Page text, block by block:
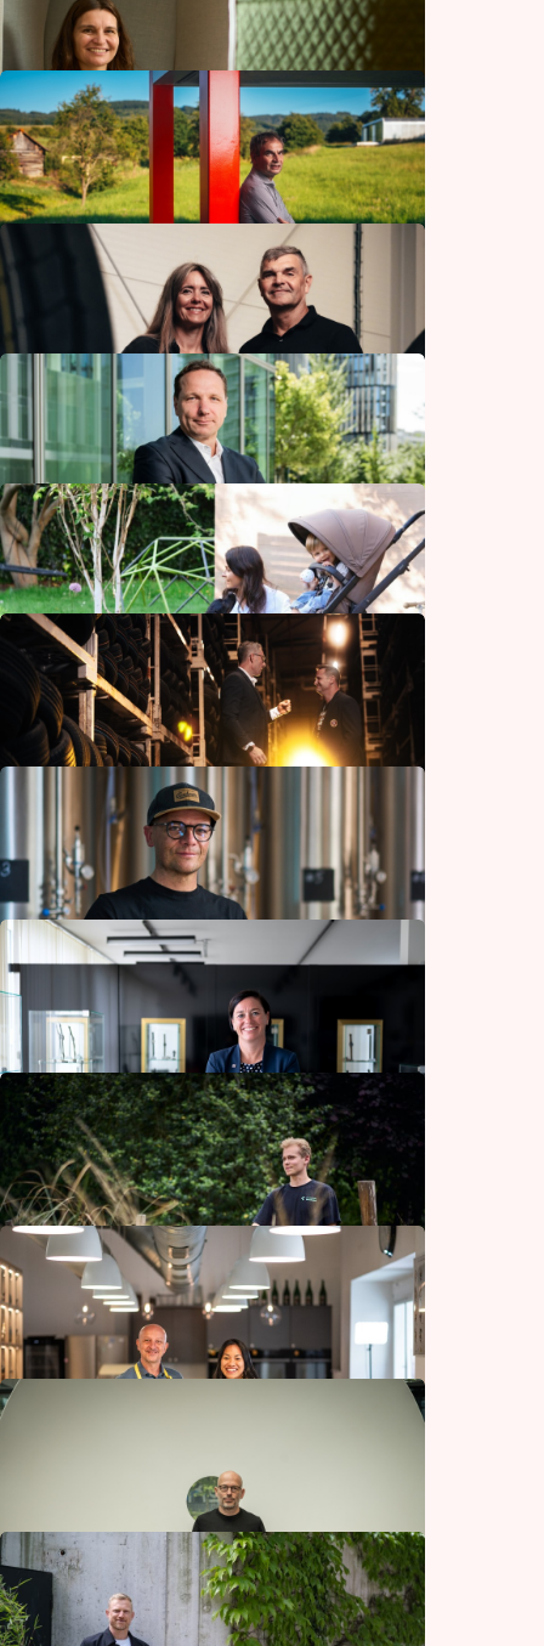
Automoto
Brali ho pacienti s rakovinou i ozáření radiací
z Černobylu. Dnes doplněk stravy vyrábí
rodinná firma
Zdraví
Učit o penězích prakticky a zábavně
Vzdělávání a práce
Co běžně trvá roky, vznikne za pár měsíců.
Modulární výstavba mění pravidla hry
Bydlení a zahrada
Hustíte gumy kvůli spotřebě na vyšší tlak
Automoto
Velký byznys se neobejde bez jistoty
Finance
Rosteme s dítětem
Rodina a děti
Prestižní Barumka začínala jako amatérský
závod kolem komína
Ve dvou se to lépe táhne. Budvar
a minipivovary ukazují, že skvělé pivo není
jen ležákGastronomie
Značka hodinek Prim už je jen jedna. Nová
limitovaná edice připomíná legendární
model pro potápěče
Podnikání
Milovník pomalého cestování, který přešel
celé Česko: Když mi zakázali běhat, začal
Potřebujeme víc nadšenců s odvahou
rozjet netradiční street food koncepty
Gastronomie